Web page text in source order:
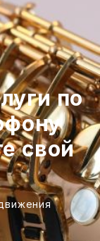
по
свой